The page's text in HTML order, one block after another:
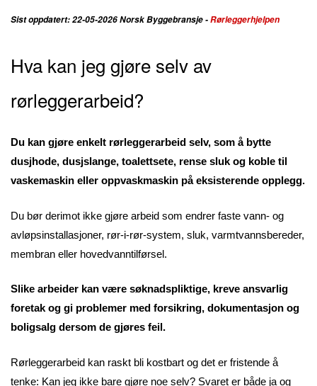
Sist oppdatert: 22-05-2026 Norsk Byggebransje -Rørleggerhjelpen
Hva kan jeg gjøre selv av
rørleggerarbeid?
Du kan gjøre enkelt rørleggerarbeid selv, som å bytte
dusjhode, dusjslange, toalettsete, rense sluk og koble til
vaskemaskin eller oppvaskmaskin på eksisterende opplegg.
Du bør derimot ikke gjøre arbeid som endrer faste vann- og
avløpsinstallasjoner, rør-i-rør-system, sluk, varmtvannsbereder,
membran eller hovedvanntilførsel.
Slike arbeider kan være søknadspliktige, kreve ansvarlig
foretak og gi problemer med forsikring, dokumentasjon og
boligsalg dersom de gjøres feil.
Rørleggerarbeid kan raskt bli kostbart og det er fristende å
tenke: Kan jeg ikke bare gjøre noe selv? Svaret er både ja og